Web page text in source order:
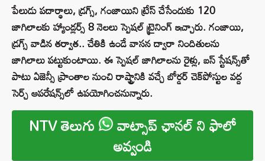
పేలుడు పదార్థాలు, డ్రగ్స్‌‌‌‌, గంజాయిని ట్రేస్‌‌‌‌ చేసేందుకు 120
జాగిలాలకు హ్యాండ్లర్స్ 8 నెలలు స్పెషల్‌‌‌‌ ట్రైనింగ్‌‌‌‌ ఇచ్చారు. గంజాయి,
డ్రగ్స్ వాడిన తర్వాత.. చేతికి ఉండే వాసన ద్వారా నిందితులను
జాగిలాలు పట్టుకుంటాయి. ఈ స్పెషల్ జాగిలాలను రైళ్లు, బస్ స్టేషన్స్‌‌‌‌తో
పాటు ఏజెన్సీ ప్రాంతాల నుంచి రాష్ట్రానికి వచ్చే బోర్డర్‌‌‌‌‌‌‌‌ చెక్‌‌‌‌పోస్టుల వద్ద
సెర్చ్ ఆపరేషన్స్‌‌‌‌లో ఉపయోగించనున్నారు.
NTV తెలుగు వాట్సాప్ ఛానల్ ని ఫాలో
అవ్వండి